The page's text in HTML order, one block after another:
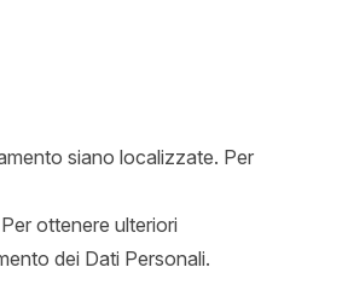
siano localizzate. Per
ottenere ulteriori
dei Dati Personali.